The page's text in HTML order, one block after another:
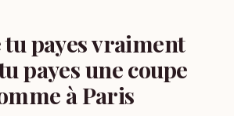
tu payes vraiment
payes une coupe
à Paris